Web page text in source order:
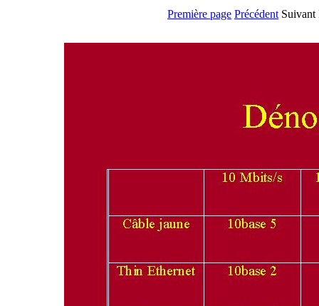
Première page Précédent Suivant